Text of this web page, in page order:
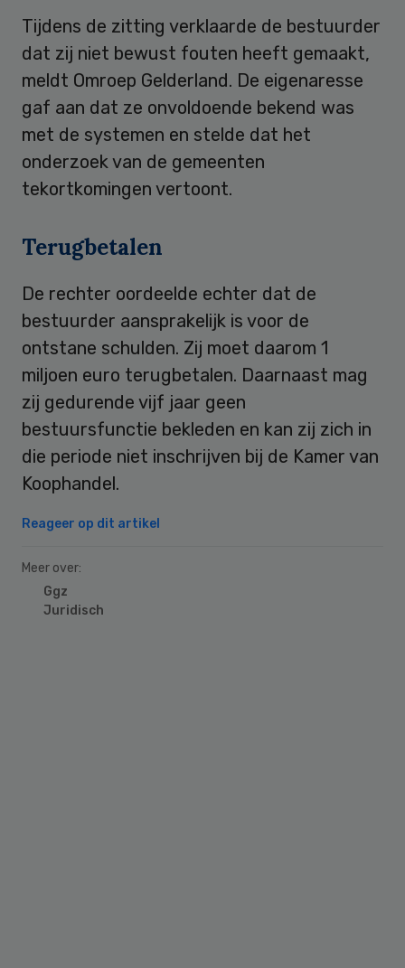
Tijdens de zitting verklaarde de bestuurder
dat zij niet bewust fouten heeft gemaakt,
meldt Omroep Gelderland. De eigenaresse
gaf aan dat ze onvoldoende bekend was
met de systemen en stelde dat het
onderzoek van de gemeenten
tekortkomingen vertoont.
Terugbetalen
De rechter oordeelde echter dat de
bestuurder aansprakelijk is voor de
ontstane schulden. Zij moet daarom 1
miljoen euro terugbetalen. Daarnaast mag
zij gedurende vijf jaar geen
bestuursfunctie bekleden en kan zij zich in
die periode niet inschrijven bij de Kamer van
Koophandel.
Reageer op dit artikel
Meer over:
Ggz
Juridisch